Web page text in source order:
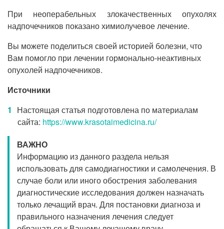
При неоперабельных злокачественных опухолях
надпочечников показано химиолучевое лечение.
Вы можете поделиться своей историей болезни, что
Вам помогло при лечении гормонально-неактивных
опухолей надпочечников.
Источники
Настоящая статья подготовлена по материалам
сайта: https://www.krasotaimedicina.ru/
ВАЖНО
Информацию из данного раздела нельзя
использовать для самодиагностики и самолечения. В
случае боли или иного обострения заболевания
диагностические исследования должен назначать
только лечащий врач. Для постановки диагноза и
правильного назначения лечения следует